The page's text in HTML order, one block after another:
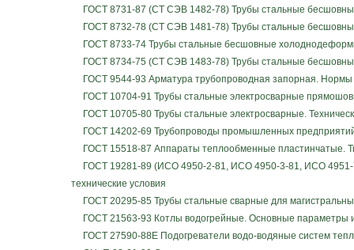
ГОСТ 8731-87 (СТ СЭВ 1482-78) Трубы стальные
ГОСТ 8732-78 (СТ СЭВ 1481-78) Трубы стальные
ГОСТ 8733-74 Трубы стальные бесшовные
ГОСТ 8734-75 (СТ СЭВ 1483-78) Трубы стальные
ГОСТ 9544-93 Арматура трубопроводная запорная. Нормы
ГОСТ 10704-91 Трубы стальные электросварные
ГОСТ 10705-80 Трубы стальные электросварные.
ГОСТ 14202-69 Трубопроводы промышленных
ГОСТ 15518-87 Аппараты теплообменные пластинчатые.
ГОСТ 19281-89 (ИСО 4950-2-81, ИСО 4950-3-81, ИСО 4951-
технические условия
ГОСТ 20295-85 Трубы стальные сварные для
ГОСТ 21563-93 Котлы водогрейные. Основные параметры и
ГОСТ 27590-88Е Подогреватели водо-водяные систем